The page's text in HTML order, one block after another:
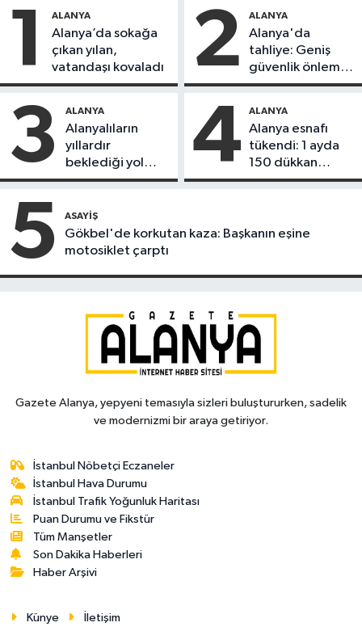
1 ALANYA
Alanya’da sokağa
çıkan yılan,
vatandaşı kovaladı
2 ALANYA
Alanya'da
tahliye: Geniş
güvenlik önlemi
alındı
3 ALANYA
Alanyalıların
yıllardır
beklediği yol
askıdan döndü
4 ALANYA
Alanya esnafı
tükendi: 1 ayda
150 dükkan
kapandı
5 ASAYIŞ
Gökbel'de korkutan kaza: Başkanın eşine
motosiklet çarptı
Gazete Alanya, yepyeni temasıyla sizleri buluştururken, sadelik
ve modernizmi bir araya getiriyor.
İstanbul Nöbetçi Eczaneler
İstanbul Hava Durumu
İstanbul Trafik Yoğunluk Haritası
Puan Durumu ve Fikstür
Tüm Manşetler
Son Dakika Haberleri
Haber Arşivi
Künye İletişim